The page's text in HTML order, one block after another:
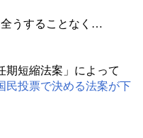
うすることなく…
期短縮法案」によって
民投票で決める法案が下